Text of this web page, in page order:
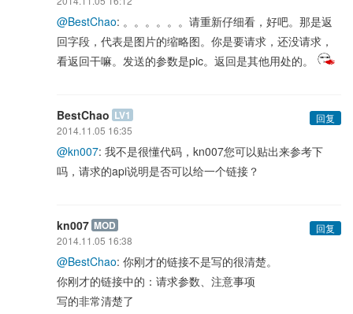
@BestChao: 。。。。。。请重新仔细看，好吧。那是返
回字段，代表是图片的缩略图。你是要请求，还没请求，
看返回干嘛。发送的参数是pic。返回是其他用处的。
BestChao LV1
回复
2014.11.05 16:35
@kn007: 我不是很懂代码，kn007您可以贴出来参考下
吗，请求的api说明是否可以给一个链接？
kn007 MOD
回复
2014.11.05 16:38
@BestChao: 你刚才的链接不是写的很清楚。
你刚才的链接中的：请求参数、注意事项
写的非常清楚了